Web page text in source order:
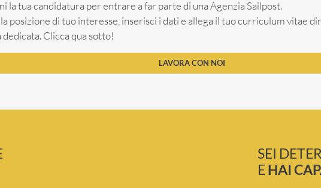
la tua candidatura per entrare a far parte di una Agenzia Sailpost.
posizione di tuo interesse, inserisci i dati e allega il tuo curriculum vitae
dedicata. Clicca qua sotto!
LAVORA CON NOI
SEI
EHAI